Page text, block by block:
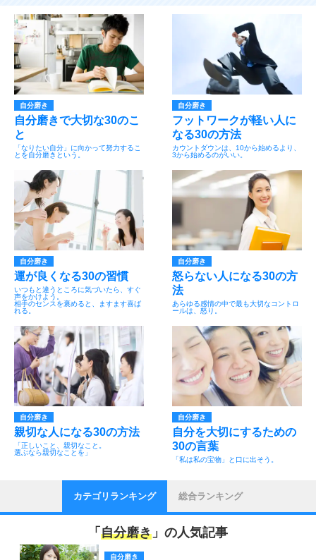
自分磨き
自分磨きで大切な30のこ
と
「なりたい自分」に向かって努力するこ
とを自分磨きという。
自分磨き
フットワークが軽い人に
なる30の方法
カウントダウンは、10から始めるより、
3から始めるのがいい。
自分磨き
運が良くなる30の習慣
いつもと違うところに気づいたら、すぐ
声をかけよう。
相手のセンスを褒めると、ますます喜ば
れる。
自分磨き
怒らない人になる30の方
法
あらゆる感情の中で最も大切なコントロ
ールは、怒り。
自分磨き
親切な人になる30の方法
「正しいこと、親切なこと。
選ぶなら親切なことを」
自分磨き
自分を大切にするための
30の言葉
「私は私の宝物」と口に出そう。
カテゴリランキング 総合ランキング
「 自分磨き 」の人気記事
自分磨き